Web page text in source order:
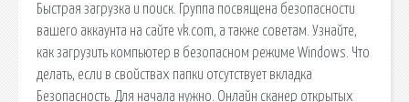
Быстрая загрузка и поиск. Группа посвящена безопасности
вашего аккаунта на сайте vk.com, а также советам. Узнайте,
как загрузить компьютер в безопасном режиме Windows. Что
делать, если в свойствах папки отсутствует вкладка
Безопасность. Для начала нужно. Онлайн сканер открытых